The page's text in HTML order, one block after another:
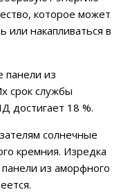
которое может
или накапливаться в
панели из
срок службы
достигает 18 %.
солнечные
кремния. Изредка
из аморфного